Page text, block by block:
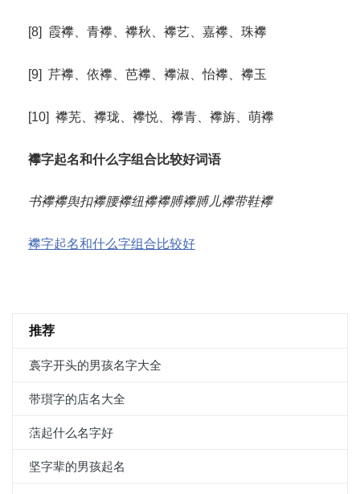
[8] 霞襻、青襻、襻秋、襻艺、嘉襻、珠襻
[9] 芹襻、依襻、芭襻、襻淑、怡襻、襻玉
[10] 襻芜、襻珑、襻悦、襻青、襻旃、萌襻
襻字起名和什么字组合比较好词语
书襻襻舆扣襻腰襻纽襻襻膊襻膊儿襻带鞋襻
襻字起名和什么字组合比较好
推荐
裛字开头的男孩名字大全
带瓆字的店名大全
萿起什么名字好
坚字辈的男孩起名